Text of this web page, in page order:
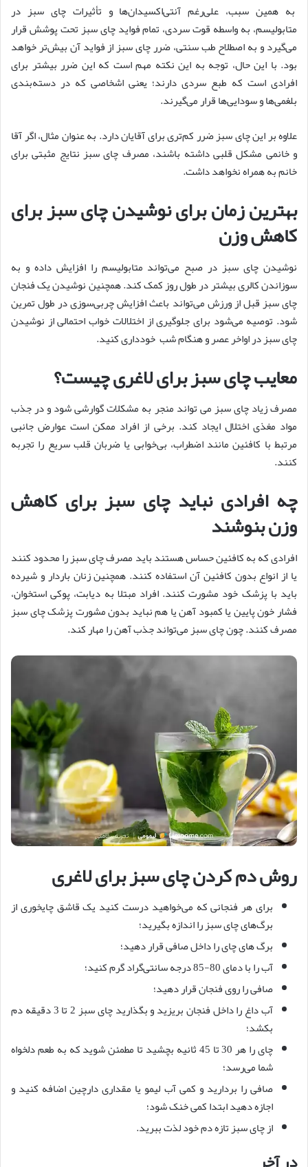
به همین سبب، علی‌رغم آنتی‌اکسیدان‌ها و تأثیرات چای سبز در
متابولیسم، به واسطه قوت سردی، تمام فواید چای سبز تحت پوشش قرار
می‌گیرد و به اصطلاح طب سنتی، ضرر چای سبز از فواید آن بیش‌تر خواهد
بود. با این حال، توجه به این نکته مهم است که این ضرر بیشتر برای
افرادی است که طبع سردی دارند؛ یعنی اشخاصی که در دسته‌بندی
بلغمی‌ها و سودایی‌ها قرار می‌گیرند.
علاوه بر این چای سبز ضرر کم‌تری برای آقایان دارد. به عنوان مثال، اگر آقا
و خانمی مشکل قلبی‌ داشته باشند، مصرف چای سبز نتایج مثبتی برای
خانم به همراه نخواهد داشت.
بهترین زمان برای نوشیدن چای سبز برای
کاهش وزن
نوشیدن چای سبز در صبح می‌تواند متابولیسم را افزایش داده و به
سوزاندن کالری بیشتر در طول روز کمک کند. همچنین نوشیدن یک فنجان
چای سبز قبل از ورزش می‌تواند باعث افزایش چربی‌سوزی در طول تمرین
شود. توصیه می‌شود برای جلوگیری از اختلالات خواب احتمالی از نوشیدن
چای سبز در اواخر عصر و هنگام شب خودداری کنید.
معایب چای سبز برای لاغری چیست؟
مصرف زیاد چای سبز می تواند منجر به مشکلات گوارشی شود و در جذب
مواد مغذی اختلال ایجاد کند. برخی از افراد ممکن است عوارض جانبی
مرتبط با کافئین مانند اضطراب، بی‌خوابی یا ضربان قلب سریع را تجربه
کنند.
چه افرادی نباید چای سبز برای کاهش
وزن بنوشند
افرادی که به کافئین حساس هستند باید مصرف چای سبز را محدود کنند
یا از انواع بدون کافئین آن استفاده کنند. همچنین زنان باردار و شیرده
باید با پزشک خود مشورت کنند. افراد مبتلا به دیابت، پوکی استخوان،
فشار خون پایین یا کمبود آهن یا هم نباید بدون مشورت پزشک چای سبز
مصرف کنند. چون چای سبز می‌تواند جذب آهن را مهار کند.
روش دم کردن چای سبز برای لاغری
برای هر فنجانی که می‌خواهید درست کنید یک قاشق چایخوری از
برگ‌های چای سبز را اندازه بگیرید؛
برگ های چای را داخل صافی قرار دهید؛
آب را با دمای 80-85 درجه سانتی‌گراد گرم کنید؛
صافی را روی فنجان قرار دهید؛
آب داغ را داخل فنجان بریزید و بگذارید چای سبز 2 تا 3 دقیقه دم
بکشد؛
چای را هر 30 تا 45 ثانیه بچشید تا مطمئن شوید که به طعم دلخواه
شما می‌رسد؛
صافی را بردارید و کمی آب لیمو یا مقداری دارچین اضافه کنید و
اجازه دهید ابتدا کمی خنک شود؛
از چای سبز تازه دم خود لذت ببرید.